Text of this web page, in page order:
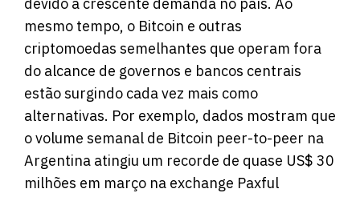
devido à crescente demanda no país. Ao
mesmo tempo, o Bitcoin e outras
criptomoedas semelhantes que operam fora
do alcance de governos e bancos centrais
estão surgindo cada vez mais como
alternativas. Por exemplo, dados mostram que
o volume semanal de Bitcoin peer-to-peer na
Argentina atingiu um recorde de quase US$ 30
milhões em março na exchange Paxful